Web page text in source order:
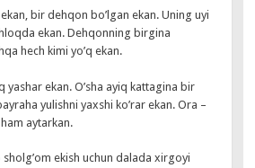
bir dehqon bo’lgan ekan. Uning uyi
ekan. Dehqonning birgina
hech kimi yo’q ekan.
yashar ekan. O’sha ayiq kattagina bir
yulishni yaxshi ko’rar ekan. Ora –
aytarkan.
ekish uchun dalada xirgoyi